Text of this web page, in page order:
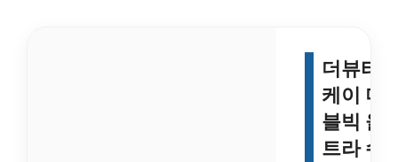
더뷰티
케이 더
블빅 울
트라 수